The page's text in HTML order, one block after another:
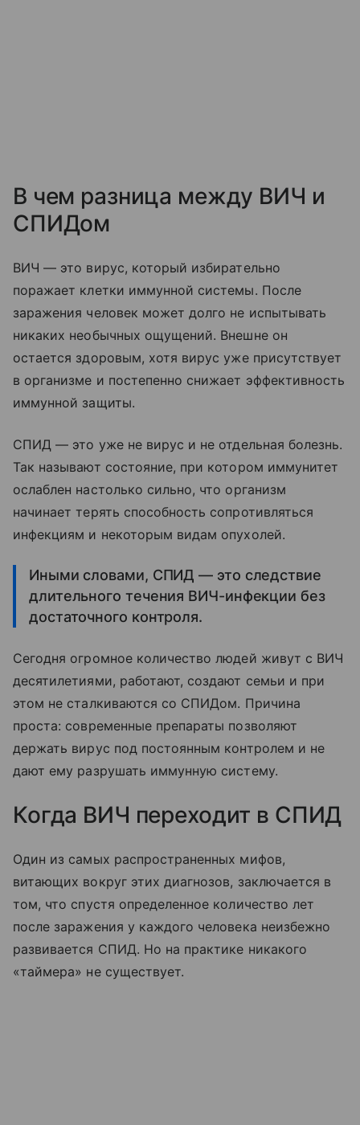
В чем разница между ВИЧ и
СПИДом
ВИЧ — это вирус, который избирательно
поражает клетки иммунной системы. После
заражения человек может долго не испытывать
никаких необычных ощущений. Внешне он
остается здоровым, хотя вирус уже присутствует
в организме и постепенно снижает эффективность
иммунной защиты.
СПИД — это уже не вирус и не отдельная болезнь.
Так называют состояние, при котором иммунитет
ослаблен настолько сильно, что организм
начинает терять способность сопротивляться
инфекциям и некоторым видам опухолей.
Иными словами, СПИД — это следствие
длительного течения ВИЧ-инфекции без
достаточного контроля.
Сегодня огромное количество людей живут с ВИЧ
десятилетиями, работают, создают семьи и при
этом не сталкиваются со СПИДом. Причина
проста: современные препараты позволяют
держать вирус под постоянным контролем и не
дают ему разрушать иммунную систему.
Когда ВИЧ переходит в СПИД
Один из самых распространенных мифов,
витающих вокруг этих диагнозов, заключается в
том, что спустя определенное количество лет
после заражения у каждого человека неизбежно
развивается СПИД. Но на практике никакого
«таймера» не существует.